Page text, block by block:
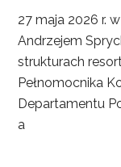
27 maja 2026 r.
Andrzejem
strukturach
Pełnomocnika
Departamentu
a